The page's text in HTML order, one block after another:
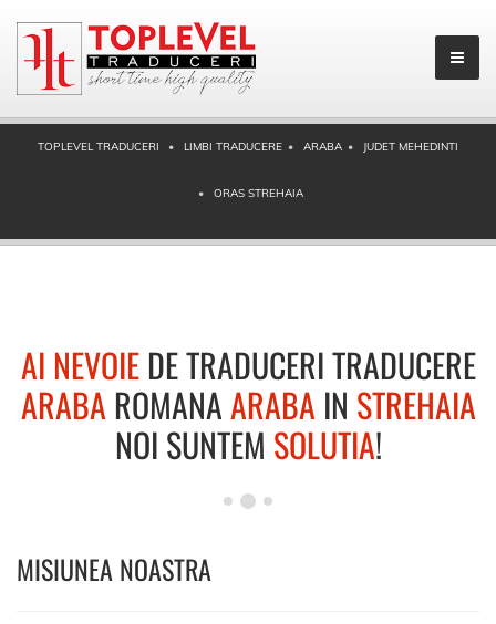
TOPLEVEL TRADUCERI LIMBI TRADUCERE ARABA JUDET MEHEDINTI
ORAS STREHAIA
AI NEVOIEDE TRADUCERI TRADUCERE
ARABA ROMANAARABA IN STREHAIA
NOI SUNTEM SOLUTIA!
MISIUNEA NOASTRA